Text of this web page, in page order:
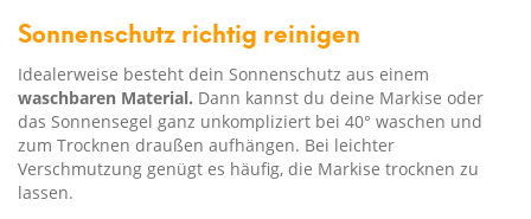
Sonnenschutz richtig reinigen
Idealerweise besteht dein Sonnenschutz aus einem
waschbaren Material. Dann kannst du deine Markise oder
das Sonnensegel ganz unkompliziert bei 40° waschen und
zum Trocknen draußen aufhängen. Bei leichter
Verschmutzung genügt es häufig, die Markise trocknen zu
lassen.